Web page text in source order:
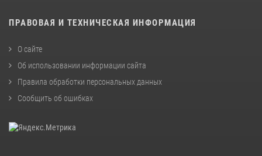
ПРАВОВАЯ И ТЕХНИЧЕСКАЯ ИНФОРМАЦИЯ
О сайте
Об использовании информации сайта
Правила обработки персональных данных
Сообщить об ошибках